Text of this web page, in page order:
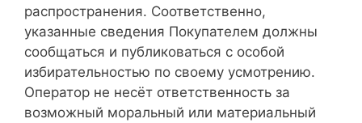
распространения. Соответственно,
указанные сведения Покупателем должны
сообщаться и публиковаться с особой
избирательностью по своему усмотрению.
Оператор не несёт ответственность за
возможный моральный или материальный